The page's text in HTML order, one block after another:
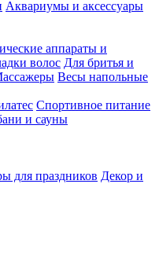
Аквариумы и аксессуары
аппараты и
волос Для бритья и
Весы напольные
Спортивное питание
и сауны
для праздников Декор и